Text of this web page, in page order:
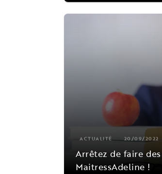
ACTUALITÉ 20/09/2022
Arrêtez de faire
MaitressAdeline !